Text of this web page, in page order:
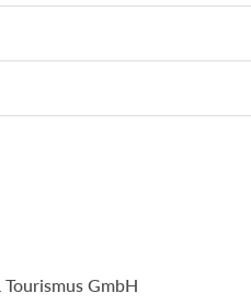
GmbH